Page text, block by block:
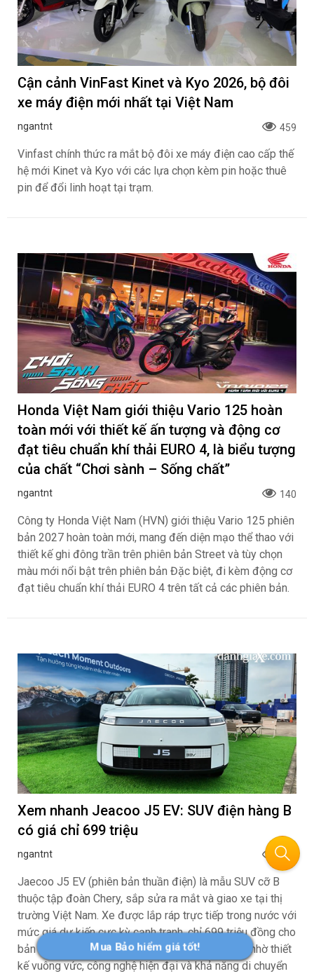
Ôtô trên toàn quốc chính thức triển khai chương trình gia
hạn bảo hành lên đến 10 năm dành cho khách hàng mua
mới và khách hàng đang sử dụng ô tô Honda từ ngày
01/8/2026.
Cận cảnh VinFast Kinet và Kyo 2026, bộ đôi
xe máy điện mới nhất tại Việt Nam
ngantnt
Vinfast chính thức ra mắt bộ đôi xe máy điện cao cấp thế
hệ mới Kinet và Kyo với các lựa chọn kèm pin hoặc thuê
pin để đổi linh hoạt tại trạm.
đạt tiêu chuẩn khí thải EURO 4, là biểu tượng
của chất “Chơi sành – Sống chất”
ngantnt 140
Công ty Honda Việt Nam (HVN) giới thiệu Vario 125 phiên
bản 2027 hoàn toàn mới, mang đến diện mạo thể thao với
thiết kế ghi đông trần trên phiên bản Street và tùy chọn
màu mới nổi bật trên phiên bản Đặc biệt, đi kèm động cơ
đạt tiêu chuẩn khí thải EURO 4 trên tất cả các phiên bản.
Mua Bảo hiểm giá tốt!